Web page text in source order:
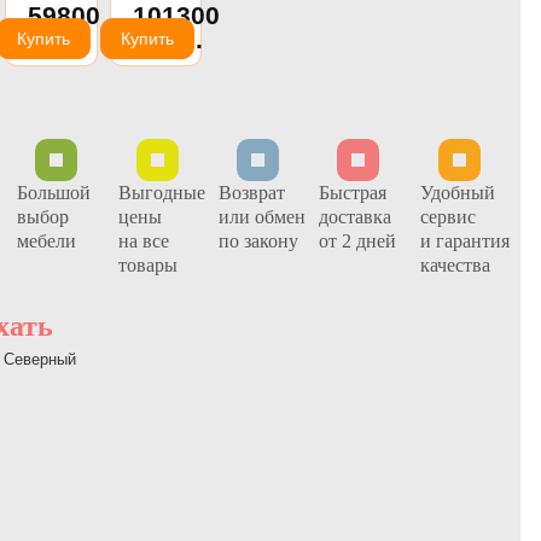
Люкс
француз
(Союз-М)
59800
руб.
Купить
(Союз-М)
101300
руб.
Купить
Большой
выбор
мебели
Выгодные
цены
на все
товары
Возврат
или обмен
по закону
Быстрая
доставка
от 2 дней
Удобный
сервис
и гарантия
качества
Северный